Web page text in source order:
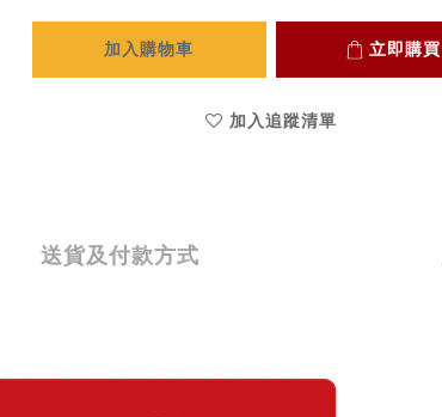
加入購物車 立即購買
加入追蹤清單
送貨及付款方式